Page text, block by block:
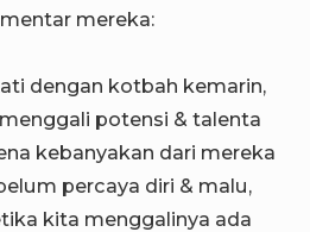
mereka:
dengan kotbah kemarin,
potensi & talenta
kebanyakan dari mereka
percaya diri & malu,
kita menggalinya ada